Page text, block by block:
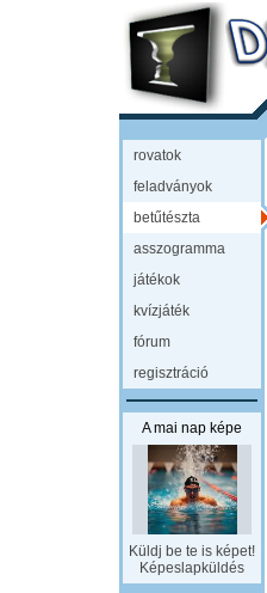
rovatok
feladványok
betűtészta
asszogramma
játékok
kvízjáték
fórum
regisztráció
A mai nap képe
Küldj be te is képet!
Képeslapküldés